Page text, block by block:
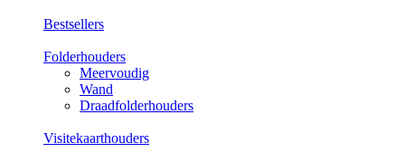
Bestsellers
Folderhouders
Meervoudig
Wand
Draadfolderhouders
Visitekaarthouders